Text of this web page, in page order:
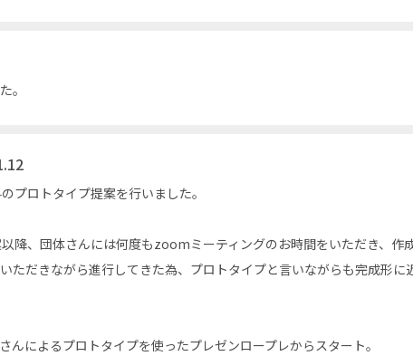
。
プロトタイプ提案を行いました。
降、団体さんには何度もzoomミーティングのお時間をいただき、作
ただきながら進行してきた為、プロトタイプと言いながらも完成形に
んによるプロトタイプを使ったプレゼンロープレからスタート。